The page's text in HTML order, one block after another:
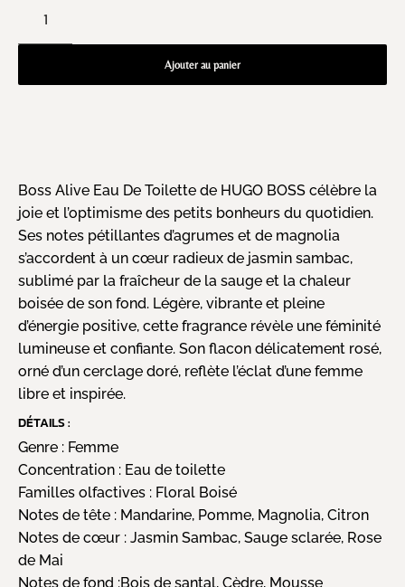
Ajouter au panier
Boss Alive Eau De Toilette de HUGO BOSS célèbre la
joie et l’optimisme des petits bonheurs du quotidien.
Ses notes pétillantes d’agrumes et de magnolia
s’accordent à un cœur radieux de jasmin sambac,
sublimé par la fraîcheur de la sauge et la chaleur
boisée de son fond. Légère, vibrante et pleine
d’énergie positive, cette fragrance révèle une féminité
lumineuse et confiante. Son flacon délicatement rosé,
orné d’un cerclage doré, reflète l’éclat d’une femme
libre et inspirée.
DÉTAILS :
Genre : Femme
Concentration : Eau de toilette
Familles olfactives : Floral Boisé
Notes de tête : Mandarine, Pomme, Magnolia, Citron
Notes de cœur : Jasmin Sambac, Sauge sclarée, Rose
de Mai
Notes de fond :Bois de santal, Cèdre, Mousse